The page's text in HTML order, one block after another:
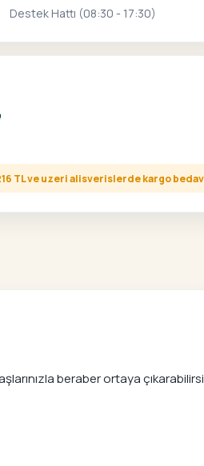
Destek Hattı (08:30 - 17:30)
TL ve uzeri alisverislerde kargo
beraber ortaya